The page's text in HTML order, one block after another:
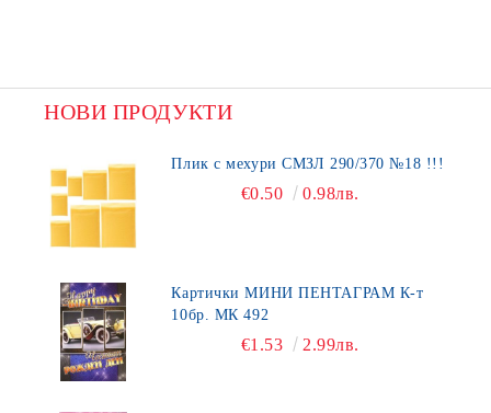
НОВИ ПРОДУКТИ
Плик с мехури СМЗЛ 290/370 №18 !!!
€0.50 0.98лв.
Картички МИНИ ПЕНТАГРАМ К-т
10бр. МК 492
€1.53 2.99лв.